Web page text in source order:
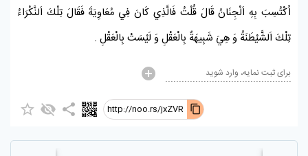
اُكْتُسِبَ بِهِ اَلْجِنَانُقَالَ قُلْتُ فَالَّذِي كَانَ فِي مُعَاوِيَةَفَقَالَ تِلْكَ اَلنَّكْرَاءُ
تِلْكَ اَلشَّيْطَنَةُ وَ هِيَ شَبِيهَةٌ بِالْعَقْلِ وَ لَيْسَتْ بِالْعَقْلِ .
برای ثبت نمایه، وارد شوید
http://noo.rs/jxZVR